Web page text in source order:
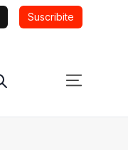
Suscribite